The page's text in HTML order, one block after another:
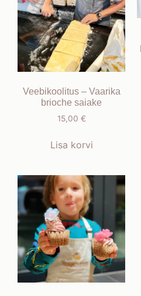
Veebikoolitus – Vaarika
brioche saiake
15,00 €
Lisa korvi